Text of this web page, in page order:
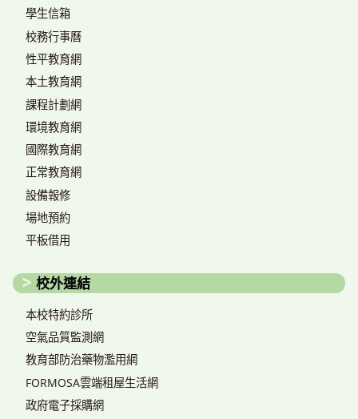
學生信箱
校務行事曆
性平教育網
本土教育網
課程計劃網
環境教育網
國際教育網
正常教育網
設備報修
場地預約
平板借用
校外連結
本校特約診所
空氣品質監測網
教育部防治藥物濫用網
FORMOSA雲端租屋生活網
政府電子採購網